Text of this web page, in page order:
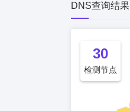
DNS查询结果
30
检测节点